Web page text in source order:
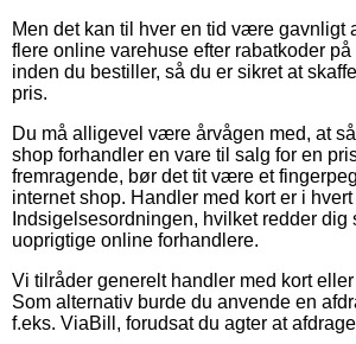
Men det kan til hver en tid være gavnligt
flere online varehuse efter rabatkoder
inden du bestiller, så du er sikret at
pris.
Du må alligevel være årvågen med, at
shop forhandler en vare til salg for en
fremragende, bør det tit være et
internet shop. Handler med kort er i
Indsigelsesordningen, hvilket redder dig
uoprigtige online forhandlere.
Vi tilråder generelt handler med kort
Som alternativ burde du anvende en
f.eks. ViaBill, forudsat du agter at